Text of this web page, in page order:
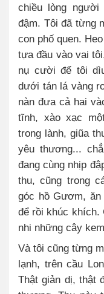
chiều lòng
đậm. Tôi đã từng
con phố quen.
tựa đầu vào vai
nụ cười để tôi
dưới tán lá vàng
nàn đưa cả hai
tĩnh, xào xạc
trong lành, giũa
yêu thương...
đang cùng nhịp
thu, cũng trong
góc hồ Gươm, ăn
để rồi khúc khích.
nhi những cây
Và tôi cũng từng
lạnh, trên cầu
Thật giản dị, thật